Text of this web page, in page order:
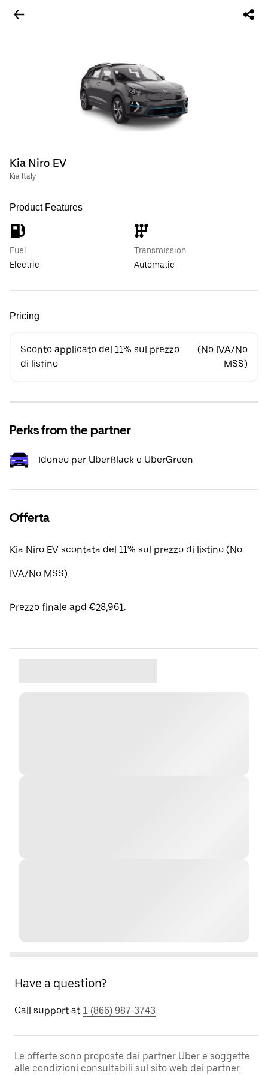
Kia Niro EV
Kia Italy
Product Features
Fuel
Electric
Transmission
Automatic
Pricing
Sconto applicato del 11% sul prezzo
di listino
(No IVA/No
MSS)
Perks from the partner
Idoneo per UberBlack e UberGreen
Offerta
Kia Niro EV scontata del 11% sul prezzo di listino (No
IVA/No MSS).
Prezzo finale apd €28,961.
Have a question?
Call support at 1 (866) 987-3743
Le offerte sono proposte dai partner Uber e soggette
alle condizioni consultabili sul sito web dei partner.